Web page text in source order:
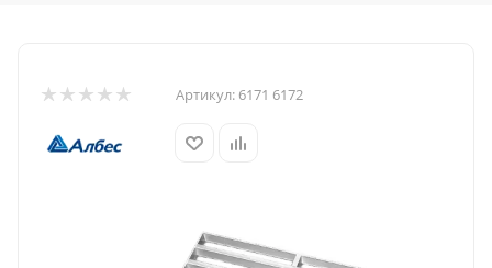
Артикул: 6171 6172